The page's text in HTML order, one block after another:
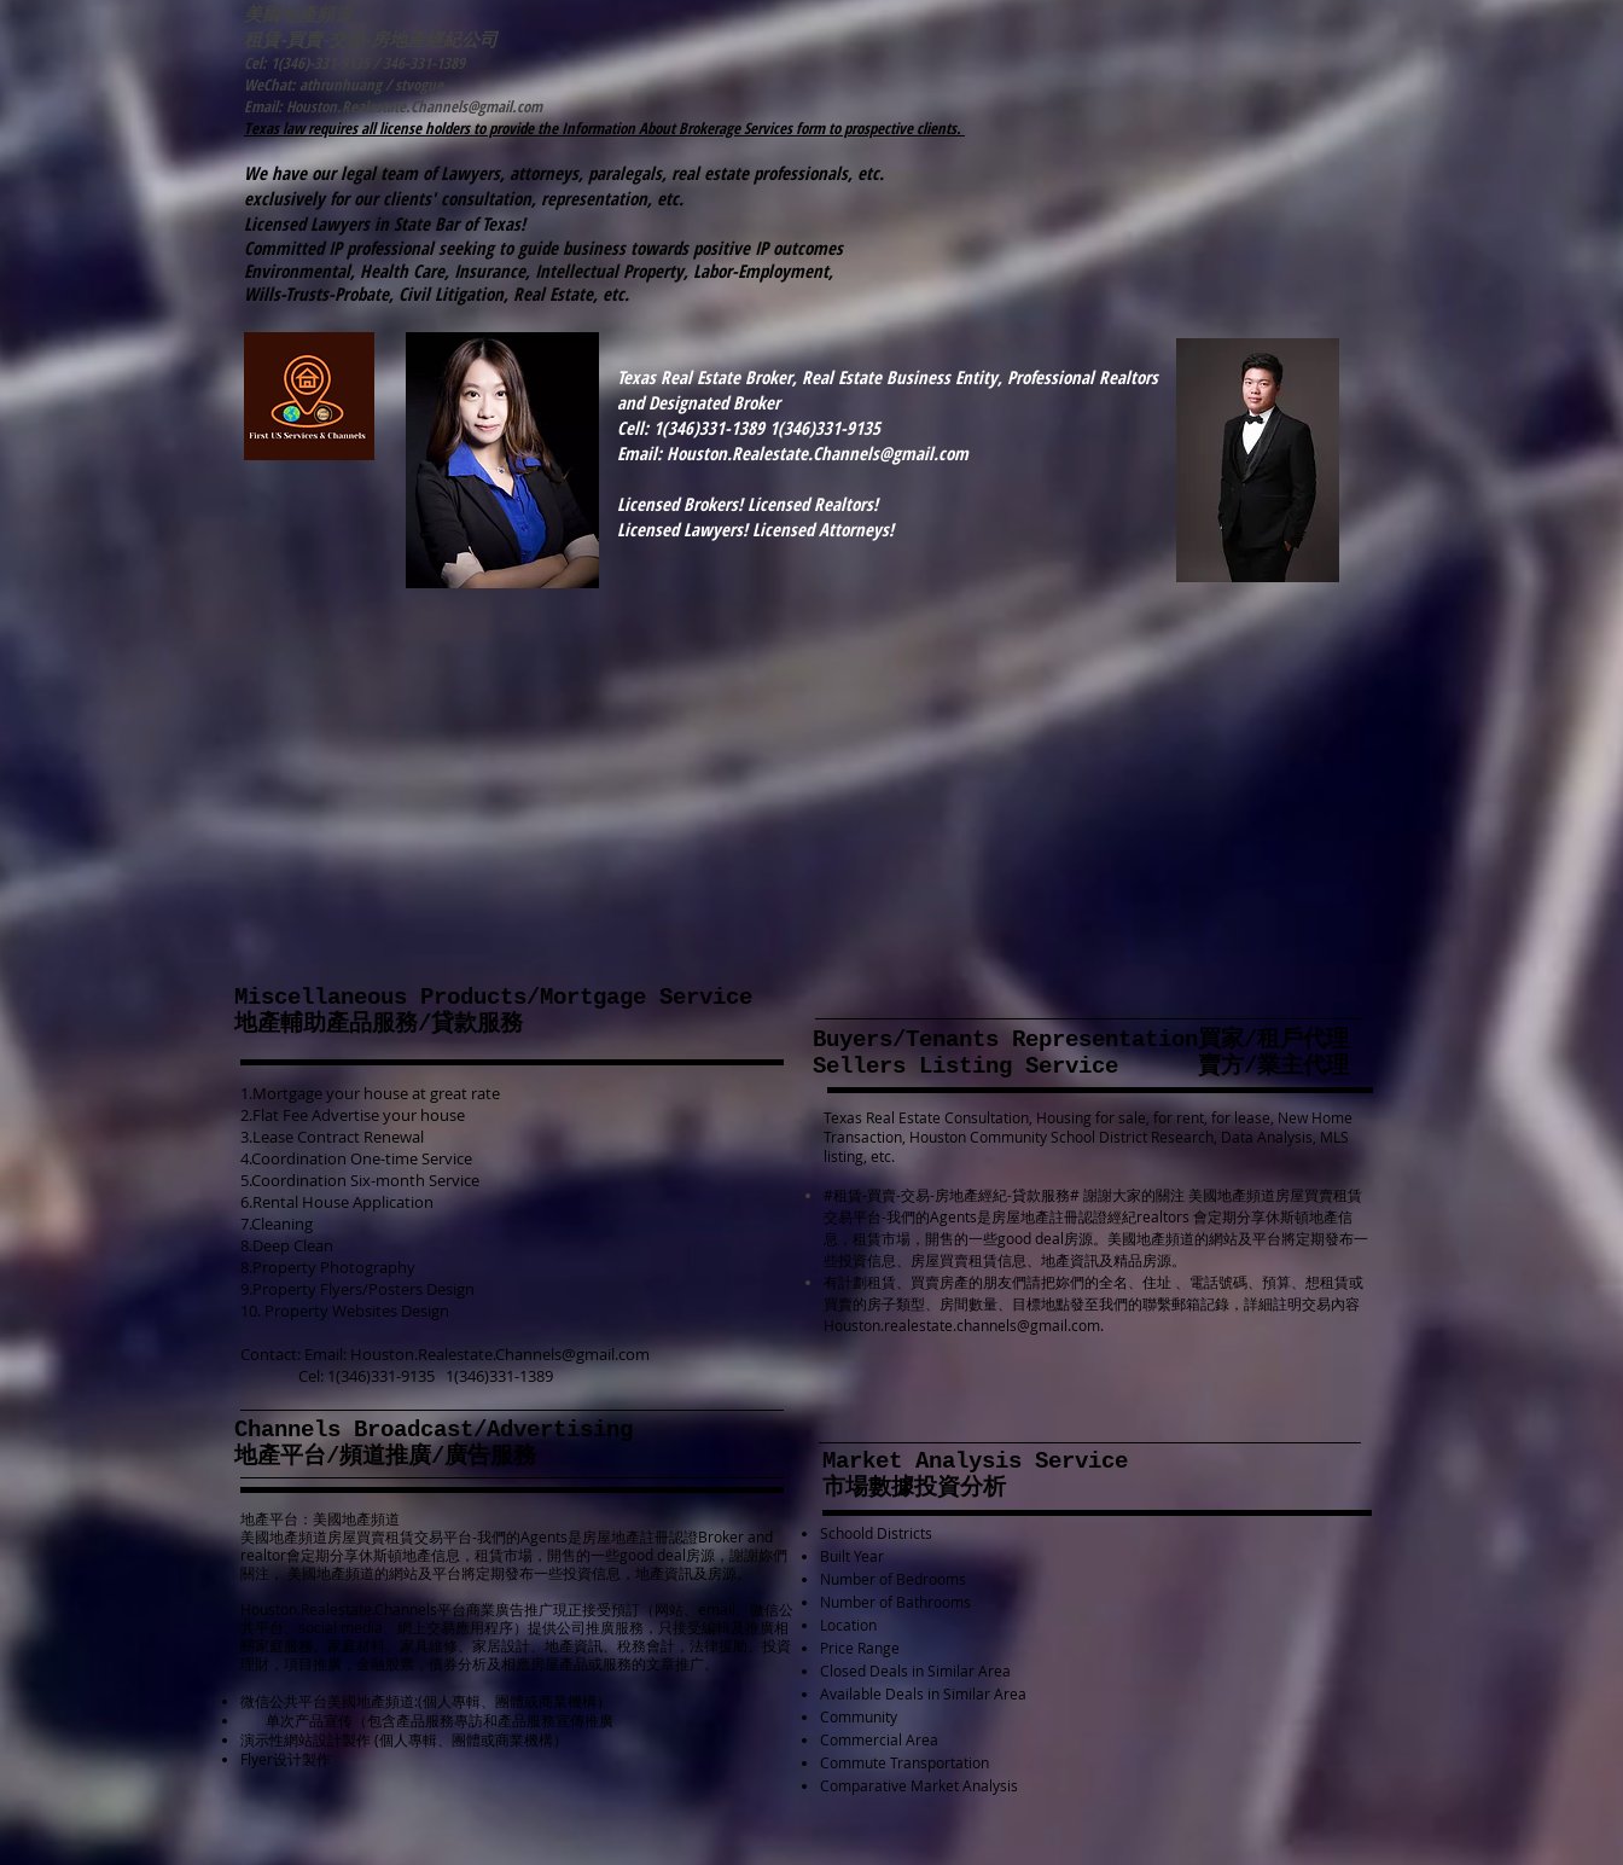
​美國地產頻道
租賃-買賣-交易-房地產經紀公司
Cel: 1(346)-331-9135 / 346-331-1389
WeChat: athrunhuang / stvogue
Email: Houston.Realestate.Channels@gmail.com
Texas law requires all license holders to provide the Information About Brokerage Services form to prospective clients.
We have our legal team of Lawyers, attorneys, paralegals, real estate professionals, etc.
exclusively for our clients' consultation, representation, etc.
Licensed Lawyers in State Bar of Texas!
Committed IP professional seeking to guide business towards positive IP outcomes
Environmental, Health Care, Insurance, Intellectual Property, Labor-Employment,
Wills-Trusts-Probate, Civil Litigation, Real Estate, etc.
Texas Real Estate Broker, Real Estate Business Entity, Professional Realtors
and Designated Broker
Cell: 1(346)331-1389 1(346)331-9135
Email: Houston.Realestate.Channels@gmail.com
Licensed Brokers! Licensed Realtors!
Licensed Lawyers! Licensed Attorneys!
Miscellaneous Products/Mortgage Service
地產輔助產品服務/貸款服務
1.Mortgage your house at great rate
2.Flat Fee Advertise your house
3.Lease Contract Renewal
4.Coordination One-time Service
5.Coordination Six-month Service
6.Rental House Application
7.Cleaning
8.Deep Clean
8.Property Photography
9.Property Flyers/Posters Design
10. Property Websites Design
Contact: Email: Houston.Realestate.Channels@gmail.com
Cel: 1(346)331-9135 1(346)331-1389
Buyers/Tenants Representation買家/租戶代理
Sellers Listing Service 賣方/業主代理
Texas Real Estate Consultation, Housing for sale, for rent, for lease, New Home
Transaction, Houston Community School District Research, Data Analysis, MLS
listing, etc.
#租賃-買賣-交易-房地產經紀-貸款服務# 謝謝大家的關注 美國地產頻道房屋買賣租賃
交易平台-我們的Agents是房屋地產註冊認證經紀realtors 會定期分享休斯頓地產信
息，租賃市場，開售的一些good deal房源。美國地產頻道的網站及平台將定期發布一
些投資信息、房屋買賣租賃信息、地產資訊及精品房源。
有計劃租賃、買賣房產的朋友們請把妳們的全名、住址 、電話號碼、預算、想租賃或
買賣的房子類型、房間數量、目標地點發至我們的聯繫郵箱記錄，詳細註明交易內容
Houston.realestate.channels@gmail.com.
Channels Broadcast/Advertising
地產平台/頻道推廣/廣告服務
Market Analysis Service
​市場數據投資分析
地產平台：美國地產頻道
美國地產頻道房屋買賣租賃交易平台-我們的Agents是房屋地產註冊認證Broker and
realtor會定期分享休斯頓地產信息，租賃市場，開售的一些good deal房源，謝謝妳們
關注， 美國地產頻道的網站及平台將定期發布一些投資信息，地產資訊及房源。
Houston.Realestate.Channels平台商業廣告推广現正接受預訂（网站、email、微信公
共平台、social media、網上交易應用程序）提供公司推廣服務，只接受編輯及推廣相
關家庭服務、家庭材料、家具維修、家居設計、地產資訊、稅務會計，法律援助、投資
理財，項目推廣，金融股票，債券分析及相應房屋產品或服務的文章推广。
微信公共平台美國地產頻道:(個人專輯、團體或商業機構）
单次产品宣传（包含產品服務專訪和產品服務宣傳推廣
演示性網站設計製作 (個人專輯、團體或商業機構）
Flyer设计製作
Schoold Districts
Built Year
Number of Bedrooms
Number of Bathrooms
Location
Price Range
Closed Deals in Similar Area
Available Deals in Similar Area
Community
Commercial Area
Commute Transportation
Comparative Market Analysis